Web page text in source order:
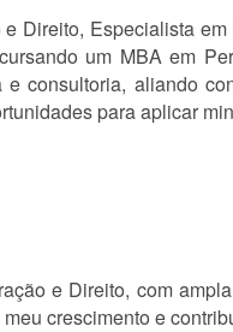
Direito, Especialista
um MBA em
consultoria, aliando
para aplicar
e Direito, com
crescimento e